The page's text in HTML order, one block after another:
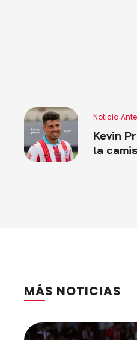
Noticia
Kevin
la
MÁS NOTICIAS